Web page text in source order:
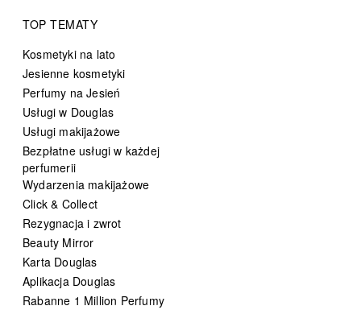
TOP TEMATY
Kosmetyki na lato
Jesienne kosmetyki
Perfumy na Jesień
Usługi w Douglas
Usługi makijażowe
Bezpłatne usługi w każdej
perfumerii
Wydarzenia makijażowe
Click & Collect
Rezygnacja i zwrot
Beauty Mirror
Karta Douglas
Aplikacja Douglas
Rabanne 1 Million Perfumy